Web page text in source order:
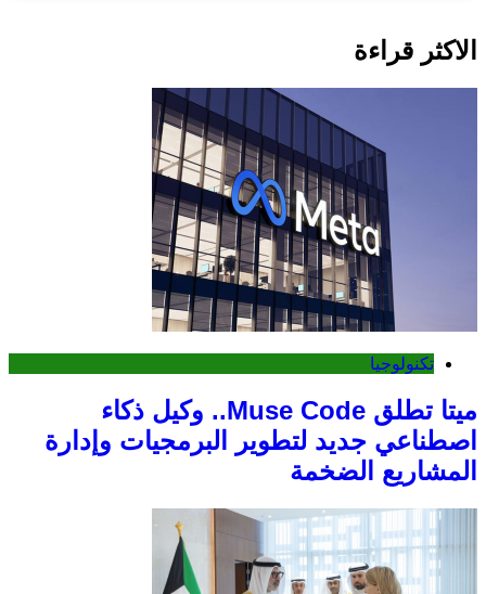
الاكثر قراءة
تكنولوجيا
ميتا تطلق Muse Code.. وكيل ذكاء
اصطناعي جديد لتطوير البرمجيات وإدارة
المشاريع الضخمة